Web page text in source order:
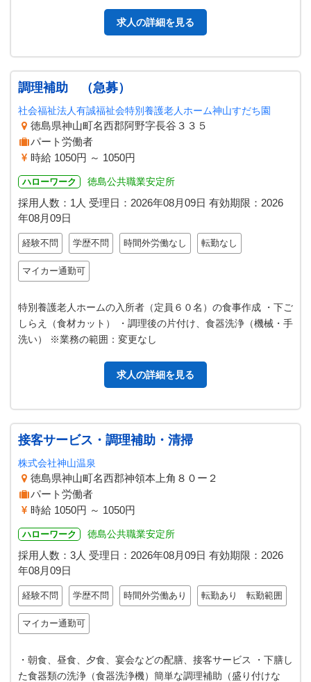
求人の詳細を見る
調理補助 （急募）
社会福祉法人有誠福祉会特別養護老人ホーム神山すだち園
徳島県神山町名西郡阿野字長谷３３５
パート労働者
時給 1050円 ～ 1050円
ハローワーク 徳島公共職業安定所
採用人数：1人 受理日： 2026年08月09日 有効期限： 2026
年08月09日
経験不問 学歴不問 時間外労働なし 転勤なし
マイカー通勤可
特別養護老人ホームの入所者（定員６０名）の食事作成 ・下ご
しらえ（食材カット） ・調理後の片付け、食器洗浄（機械・手
洗い） ※業務の範囲：変更なし
求人の詳細を見る
接客サービス・調理補助・清掃
株式会社神山温泉
徳島県神山町名西郡神領本上角８０ー２
パート労働者
時給 1050円 ～ 1050円
ハローワーク 徳島公共職業安定所
採用人数：3人 受理日： 2026年08月09日 有効期限： 2026
年08月09日
経験不問 学歴不問 時間外労働あり 転勤あり 転勤範囲
マイカー通勤可
・朝食、昼食、夕食、宴会などの配膳、接客サービス ・下膳し
た食器類の洗浄（食器洗浄機）簡単な調理補助（盛り付けな